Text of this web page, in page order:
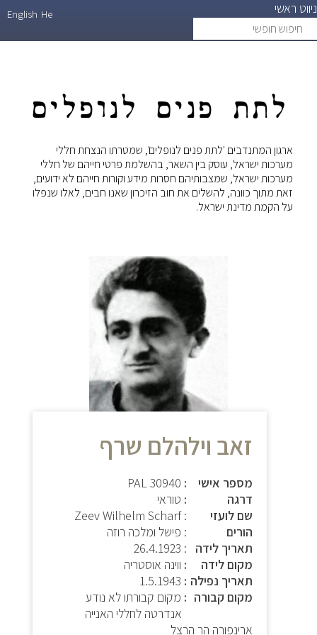
ניווט ראשי
חופשי
He
English
לתת פנים לנופלים
ארגון המתנדבים 'לתת פנים לנופלים', שמטרתו הנצחת חללי
מערכות ישראל, עוסק בין השאר, בהשלמת פרטי חייהם של חללי
מערכות ישראל, שמצבותיהם חסרות מידע וקורות חייהם לא ידועים,
זאת מתוך כוונה, להשלים את חוב הזיכרון שאנו חבים, לאלו שנפלו
על הקמת מדינת ישראל.
זאב וילהלם שרף
מספר אישי
PAL 30940
דרגה
טוראי
שם לועזי
: Zeev Wilhelm Scharf
הורים
: פישל ומלכה רוזה
תאריך לידה
:
26.4.1923
מקום לידה
ווינה אוסטריה
תאריך נפילה
1.5.1943
מקום קבורה
מקום קבורתו לא נודע
אנדרטה לחללי האנייה
ארינפורה הר הרצל